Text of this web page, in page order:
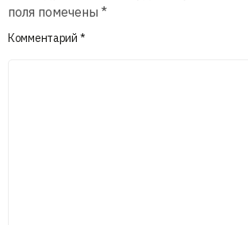
поля помечены *
Комментарий *